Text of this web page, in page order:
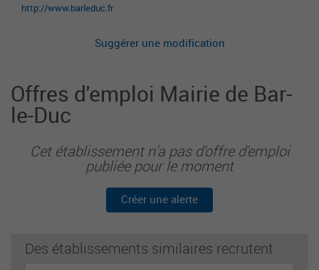
http://www.barleduc.fr
Suggérer une modification
Offres d'emploi Mairie de Bar-
le-Duc
Cet établissement n'a pas d'offre d'emploi
publiée pour le moment
Créer une alerte
Des établissements similaires recrutent